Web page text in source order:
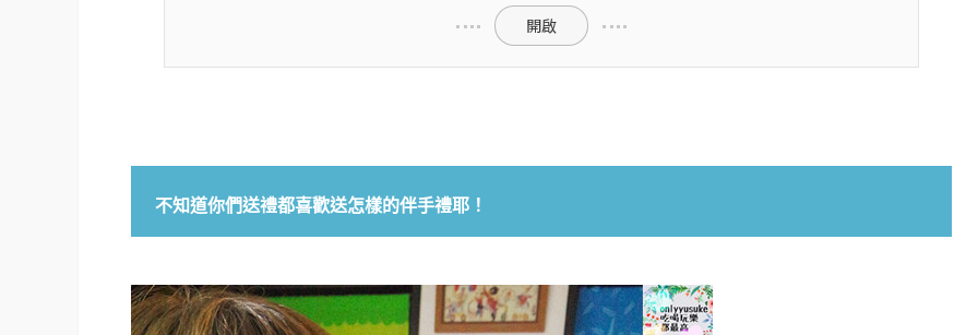
開啟
不知道你們送禮都喜歡送怎樣的伴手禮耶！